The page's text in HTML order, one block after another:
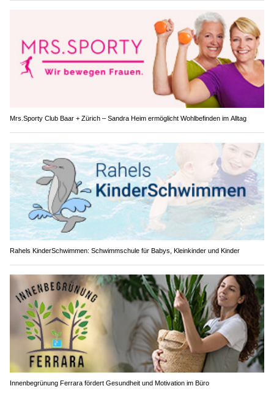
Mrs.Sporty Club Baar + Zürich – Sandra Heim ermöglicht Wohlbefinden im Alltag
Rahels KinderSchwimmen: Schwimmschule für Babys, Kleinkinder und Kinder
Innenbegrünung Ferrara fördert Gesundheit und Motivation im Büro